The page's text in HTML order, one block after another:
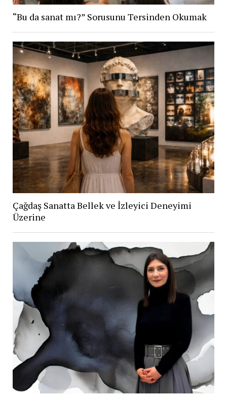
“Bu da sanat mı?” Sorusunu Tersinden Okumak
Çağdaş Sanatta Bellek ve İzleyici Deneyimi
Üzerine